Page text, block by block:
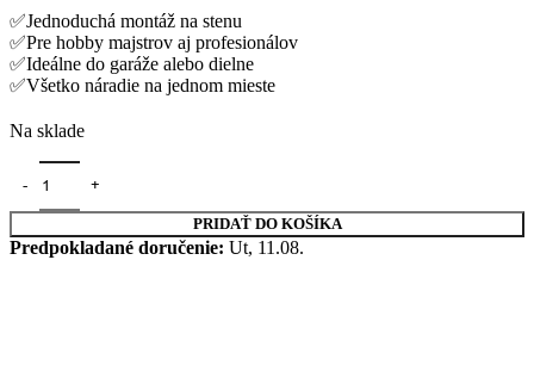
✅Jednoduchá montáž na stenu
✅Pre hobby majstrov aj profesionálov
✅Ideálne do garáže alebo dielne
✅Všetko náradie na jednom mieste
Na sklade
množstvo Stena na náradie 1152×780 mm – 32 boxov s držiakmi -
PRIDAŤ DO KOŠÍKA
Predpokladané doručenie: Ut, 11.08.